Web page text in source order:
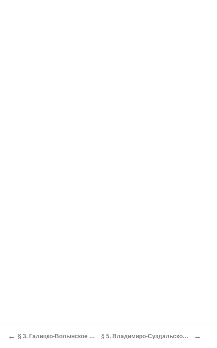
← § 3. Галицко-Волынское княжество § 5. Владимиро-Суздальское княжество →